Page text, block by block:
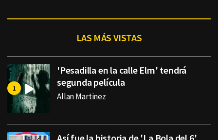
LAS MÁS VISTAS
'Pesadilla en la calle Elm' tendrá
segunda película
Allan Martinez